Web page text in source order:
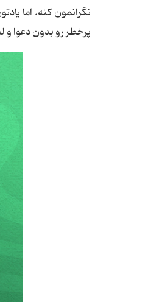
نگرانمون کنه. اما
پرخطر رو بدون دعوا و